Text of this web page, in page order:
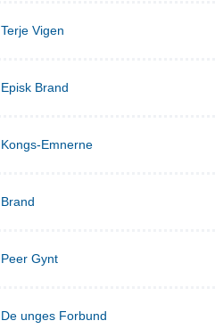
Terje Vigen
Episk Brand
Kongs-Emnerne
Brand
Peer Gynt
De unges Forbund